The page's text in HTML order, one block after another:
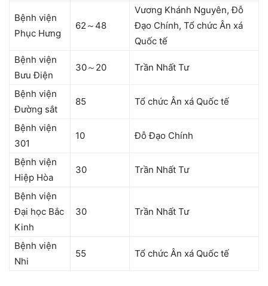
Bệnh viện
Phục Hưng
62～48
Vương Khánh Nguyên, Đỗ
Đạo Chính, Tổ chức Ân xá
Quốc tế
Bệnh viện
Bưu Điện
30～20 Trần Nhất Tư
Bệnh viện
Đường sắt
85 Tổ chức Ân xá Quốc tế
Bệnh viện
301
10 Đỗ Đạo Chính
Bệnh viện
Hiệp Hòa
30 Trần Nhất Tư
Bệnh viện
Đại học Bắc
Kinh
30 Trần Nhất Tư
Bệnh viện
Nhi
55 Tổ chức Ân xá Quốc tế